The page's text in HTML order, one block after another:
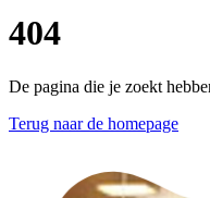
404
De pagina die je zoekt
Terug naar de homepage